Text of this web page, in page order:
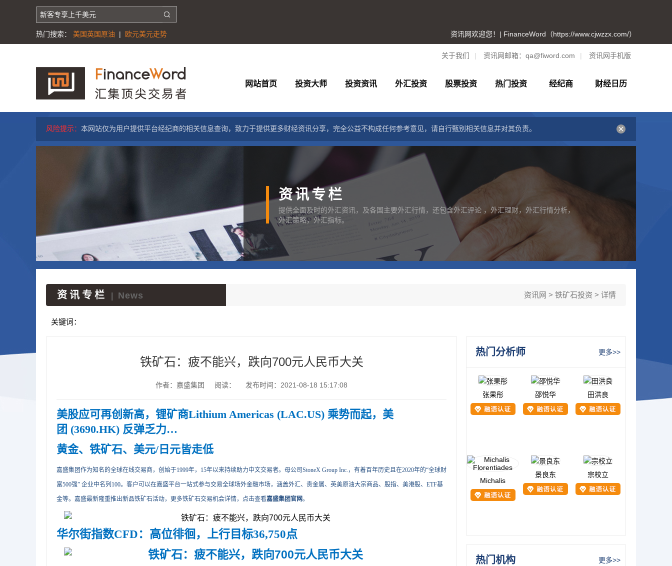
热门搜索： 美国英国原油 | 欧元美元走势 资讯网欢迎您！| FinanceWord（https://www.cjwzzx.com/）
关于我们 | 资讯网邮箱： qa@fiword.com | 资讯网手机版
网站首页 投资大师 投资资讯 外汇投资 股票投资 热门投资 经纪商 财经日历
风险提示： 本网站仅为用户提供平台经纪商的相关信息查询，致力于提供更多财经资讯分享，完全公益不构成任何参考意见，请自行甄别相关信息并对其负责。
资讯专栏
提供全面及时的外汇资讯，及各国主要外汇行情，还包含外汇评论 ，外汇理财，外汇行情分析，
外汇策略，外汇指标。
资讯专栏 News 资讯网 > 铁矿石投资 > 详情
关键词：
铁矿石：疲不能兴，跌向700元人民币大关
作者：嘉盛集团 阅读： 发布时间：2021-08-18 15:17:08
美股应可再创新高，锂矿商Lithium Americas (LAC.US) 乘势而起，美
团 (3690.HK) 反弹乏力…
黄金、铁矿石、美元/日元皆走低
嘉盛集团作为知名的全球在线交易商，创始于1999年，15年以来持续助力中文交易者。母公司StoneX Group Inc.，有着百年历史且在2020年的“全球财
富500强” 企业中名列100。客户可以在嘉盛平台一站式参与交易全球场外金融市场，涵盖外汇、贵金属、英美原油大宗商品、股指、美港股、ETF基
金等。嘉盛最新隆重推出新品铁矿石活动，更多铁矿石交易机会详情，点击查看嘉盛集团官网。
华尔街指数CFD ：高位徘徊，上行目标36,750点
热门分析师 更多>>
张果彤 邵悦华 田洪良
Michalis
景良东 宗校立
热门机构 更多>>